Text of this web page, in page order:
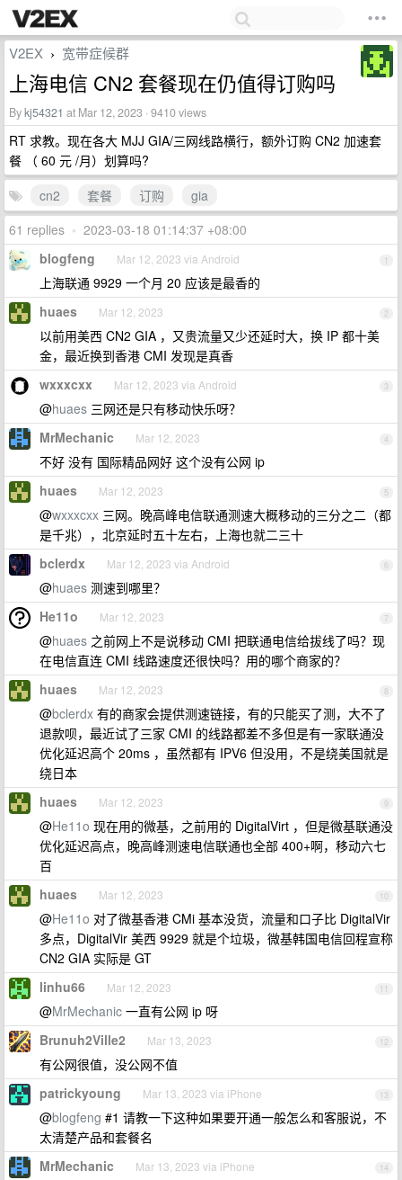
V2EX › 宽带症候群
上海电信 CN2 套餐现在仍值得订购吗
Bykj54321 at Mar 12, 2023 · 9410 views
RT 求教。现在各大 MJJ GIA/三网线路横行，额外订购 CN2 加速套
餐 （ 60 元 /月）划算吗?
cn2
套餐 订购
gia
61 replies • 2023-03-18 01:14:37 +08:00
1
blogfeng Mar 12, 2023 via Android
上海联通 9929 一个月 20 应该是最香的
2
huaes Mar 12, 2023
以前用美西 CN2 GIA ，又贵流量又少还延时大，换 IP 都十美
金，最近换到香港 CMI 发现是真香
3
wxxxcxx Mar 12, 2023 via Android
@huaes 三网还是只有移动快乐呀？
4
MrMechanic Mar 12, 2023
不好 没有 国际精品网好 这个没有公网 ip
5
huaes Mar 12, 2023
@wxxxcxx 三网。晚高峰电信联通测速大概移动的三分之二（都
是千兆），北京延时五十左右，上海也就二三十
6
bclerdx Mar 12, 2023 via Android
@huaes 测速到哪里？
7
He11o Mar 12, 2023
@huaes 之前网上不是说移动 CMI 把联通电信给拔线了吗？现
在电信直连 CMI 线路速度还很快吗？用的哪个商家的？
8
huaes Mar 12, 2023
@bclerdx 有的商家会提供测速链接，有的只能买了测，大不了
退款呗，最近试了三家 CMI 的线路都差不多但是有一家联通没
优化延迟高个 20ms ，虽然都有 IPV6 但没用，不是绕美国就是
绕日本
9
huaes Mar 12, 2023
@He11o 现在用的微基，之前用的 DigitalVirt ，但是微基联通没
优化延迟高点，晚高峰测速电信联通也全部 400+啊，移动六七
百
10
huaes Mar 12, 2023
@He11o 对了微基香港 CMi 基本没货，流量和口子比 DigitalVir
多点，DigitalVir 美西 9929 就是个垃圾，微基韩国电信回程宣称
CN2 GIA 实际是 GT
11
linhu66 Mar 12, 2023
@MrMechanic 一直有公网 ip 呀
12
Brunuh2Ville2 Mar 13, 2023
有公网很值，没公网不值
13
patrickyoung Mar 13, 2023 via iPhone
@blogfeng #1 请教一下这种如果要开通一般怎么和客服说，不
太清楚产品和套餐名
14
MrMechanic Mar 13, 2023 via iPhone